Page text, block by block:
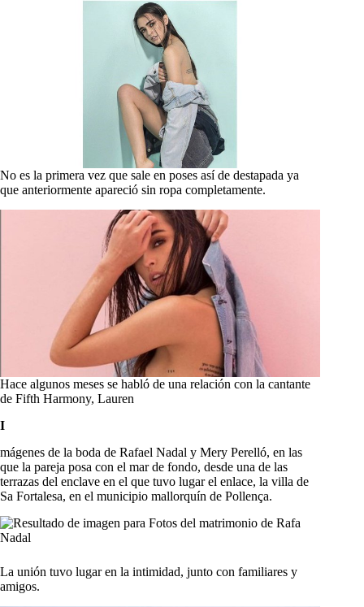
No es la primera vez que sale en poses así de destapada ya
que anteriormente apareció sin ropa completamente.
Hace algunos meses se habló de una relación con la cantante
de Fifth Harmony, Lauren
I
mágenes de la boda de Rafael Nadal y Mery Perelló, en las
que la pareja posa con el mar de fondo, desde una de las
terrazas del enclave en el que tuvo lugar el enlace, la villa de
Sa Fortalesa, en el municipio mallorquín de Pollença.
La unión tuvo lugar en la intimidad, junto con familiares y
amigos.